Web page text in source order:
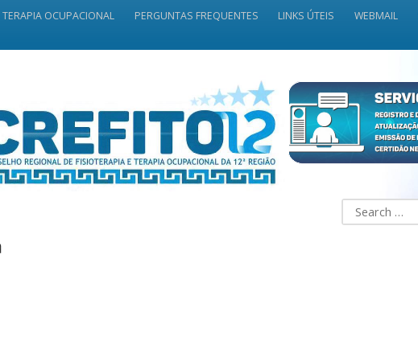
TERAPIA OCUPACIONAL PERGUNTAS FREQUENTES LINKS ÚTEIS WEBMAIL